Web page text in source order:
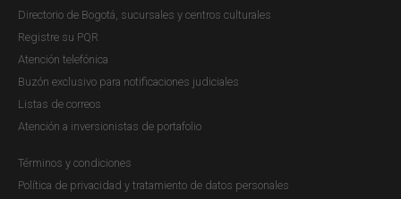
más específicos de esta serie, consulte nuestro
de publicaciones
Directorio de Bogotá, sucursales y centros culturales
Registre su PQR
Atención telefónica
Buzón exclusivo para notificaciones judiciales
Listas de correos
Atención a inversionistas de portafolio
Términos y condiciones
Política de privacidad y tratamiento de datos personales